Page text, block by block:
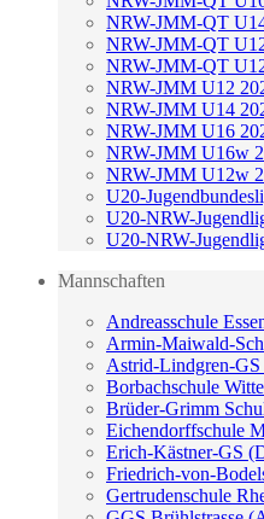
NRW-JMM-QT
NRW-JMM-QT
NRW-JMM-QT
NRW-JMM U12
NRW-JMM U14
NRW-JMM U16
NRW-JMM U16w
NRW-JMM U12w
U20-
U20-NRW-
U20-NRW-
Mannschaften
Andreasschule
Armin-Maiwald-
Astrid-Lindgren-
Borbachschule
Brüder-Grimm
Eichendorffschule
Erich-Kästner-GS
Friedrich-von-
Gertrudenschule